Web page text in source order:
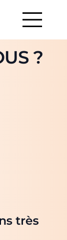
?
très